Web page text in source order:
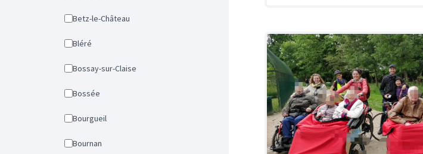
Betz-le-Château
Bléré
Bossay-sur-Claise
Bossée
Bourgueil
Bournan